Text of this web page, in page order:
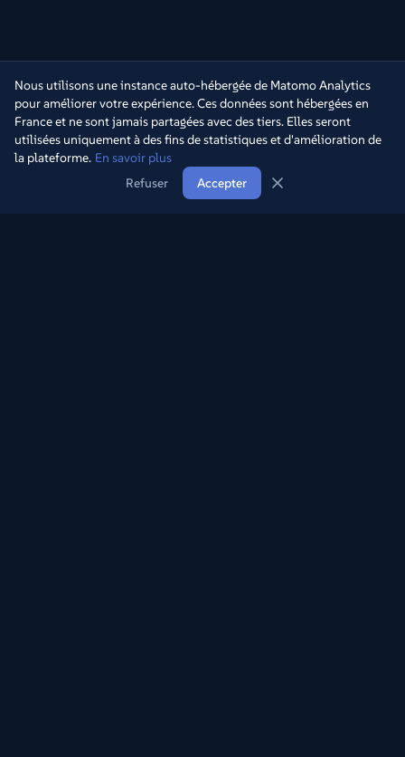
Nous utilisons une instance auto-hébergée de Matomo Analytics
pour améliorer votre expérience. Ces données sont hébergées en
France et ne sont jamais partagées avec des tiers. Elles seront
utilisées uniquement à des fins de statistiques et d'amélioration de
la plateforme. En savoir plus
Refuser
Accepter